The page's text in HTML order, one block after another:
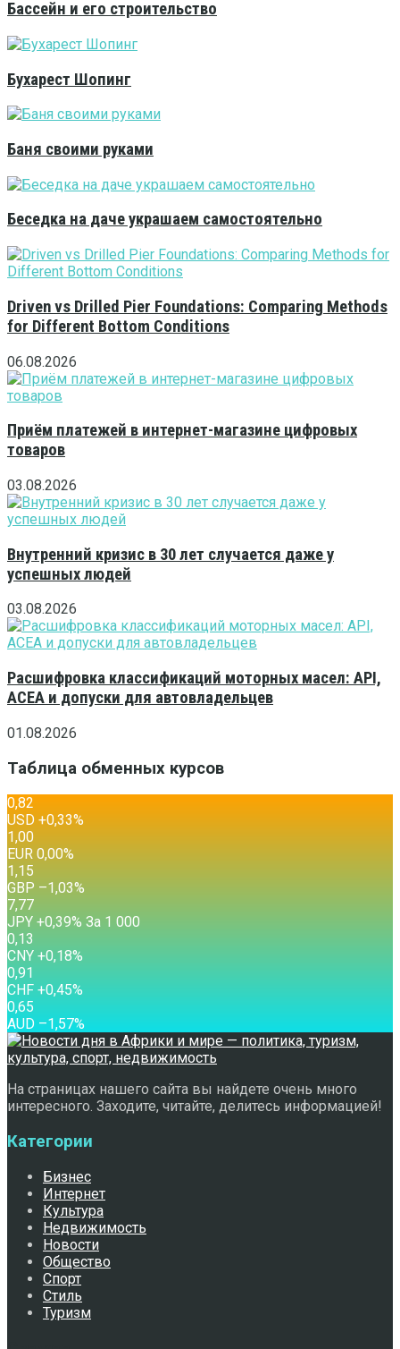
Бассейн и его строительство
Бухарест Шопинг
Баня своими руками
Беседка на даче украшаем самостоятельно
Driven vs Drilled Pier Foundations: Comparing Methods
for Different Bottom Conditions
06.08.2026
Приём платежей в интернет-магазине цифровых
товаров
03.08.2026
Внутренний кризис в 30 лет случается даже у
успешных людей
03.08.2026
Расшифровка классификаций моторных масел: API,
ACEA и допуски для автовладельцев
01.08.2026
Таблица обменных курсов
0,82
USD +0,33%
1,00
EUR 0,00%
1,15
GBP –1,03%
7,77
JPY +0,39% За 1 000
0,13
CNY +0,18%
0,91
CHF +0,45%
0,65
AUD –1,57%
На страницах нашего сайта вы найдете очень много
интересного. Заходите, читайте, делитесь информацией!
Категории
Бизнес
Интернет
Культура
Недвижимость
Новости
Общество
Спорт
Стиль
Туризм